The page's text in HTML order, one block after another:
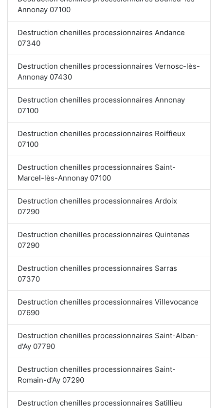
Annonay 07100
Destruction chenilles processionnaires Andance
07340
Destruction chenilles processionnaires Vernosc-lès-
Annonay 07430
Destruction chenilles processionnaires Annonay
07100
Destruction chenilles processionnaires Roiffieux
07100
Destruction chenilles processionnaires Saint-
Marcel-lès-Annonay 07100
Destruction chenilles processionnaires Ardoix
07290
Destruction chenilles processionnaires Quintenas
07290
Destruction chenilles processionnaires Sarras
07370
Destruction chenilles processionnaires Villevocance
07690
Destruction chenilles processionnaires Saint-Alban-
d'Ay 07790
Destruction chenilles processionnaires Saint-
Romain-d'Ay 07290
Destruction chenilles processionnaires Satillieu